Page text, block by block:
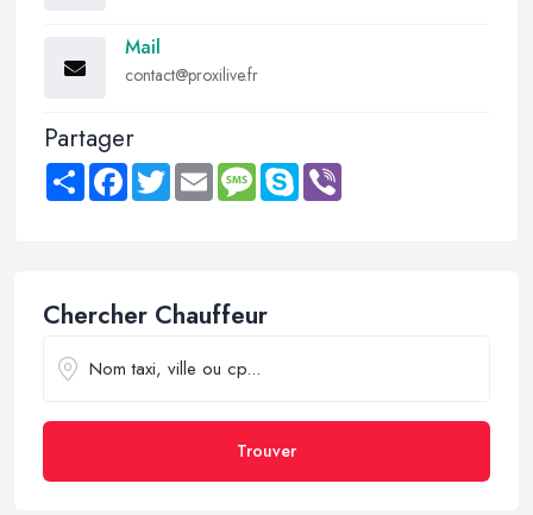
Mail
contact@proxilive.fr
Partager
Share FacebookTwitter Email MessageSkype
Chercher Chauffeur
Trouver